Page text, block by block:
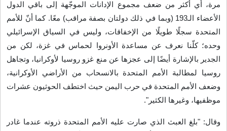
مرة، أي أكثر من ضعف مجموع الإدانات الموجّهة إلى باقي الدول
الأعضاء الـ193 (وبما في ذلك دولتان بصفة مراقب) معًا. كما أنّ للأمم
المتحدة سجلًا طويلًا من الإخفاقات، وليس في السياق الإسرائيلي
وحده؛ كلّنا نعرف عن مساعدة الأونروا لحماس في غزة، لكن من
الجدير بالإشارة أيضًا إلى عجزها عن منع غزو روسيا لأوكرانيا، وتجاهل
روسيا لمطالبة الأمم المتحدة بالانسحاب من الأراضي الأوكرانية،
وضعف الأمم المتحدة في حرب اليمن حيث اختطف الحوثيون عشرات
موظفيها، وغيرها الكثير ".
وقال: "بلغ العبث الذي صارت عليه الأمم المتحدة ذروته عندما غادر